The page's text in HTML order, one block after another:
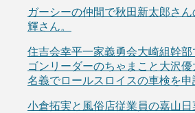
ガーシーの仲間で秋田新太郎さ
輝さん。
住吉会幸平一家義勇会大崎組幹
ゴンリーダーのちゃまこと大沢
名義でロールスロイスの車検を申
小倉拓実と風俗店従業員の嘉山